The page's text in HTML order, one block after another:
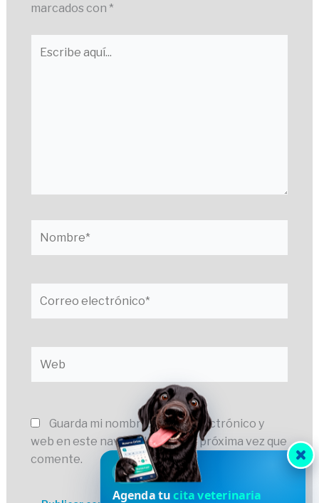
marcados con *
aquí...
electrónico*
Guarda mi nombre, correo electrónico y
web en este navegador para la próxima vez que
comente.
HVDES
Agenda tucita veterinaria